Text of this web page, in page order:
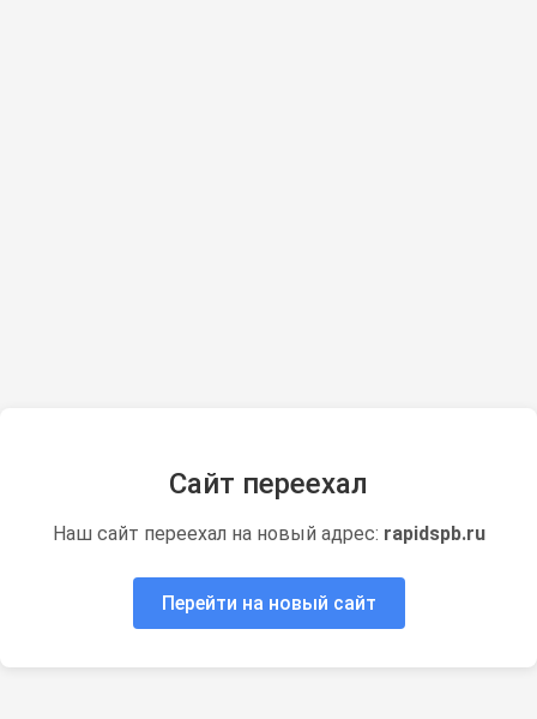
Сайт переехал
Наш сайт переехал на новый адрес: rapidspb.ru
Перейти на новый сайт